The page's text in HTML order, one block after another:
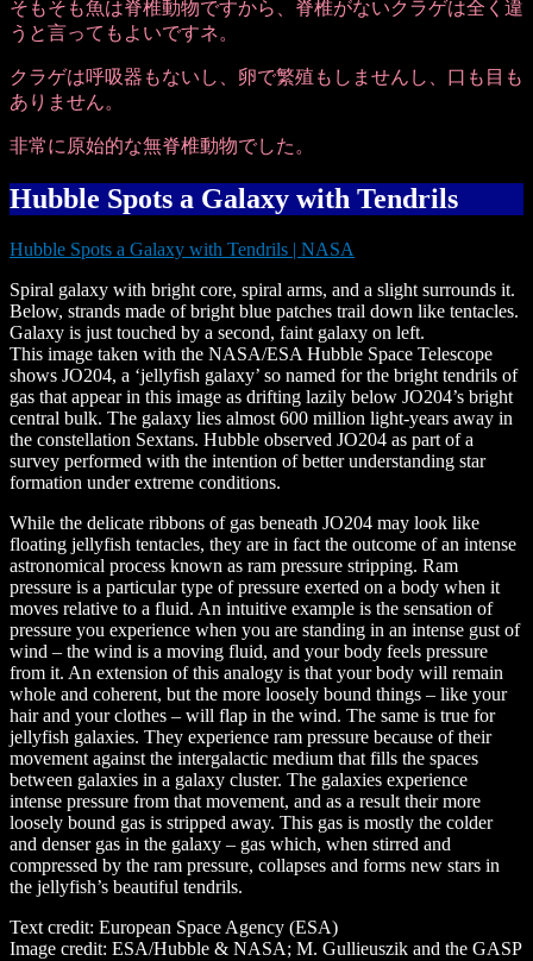
そもそも魚は脊椎動物ですから、脊椎がないクラゲは全く違
うと言ってもよいですネ。
クラゲは呼吸器もないし、卵で繁殖もしませんし、口も目も
ありません。
非常に原始的な無脊椎動物でした。
Hubble Spots a Galaxy with Tendrils
Hubble Spots a Galaxy with Tendrils | NASA
Spiral galaxy with bright core, spiral arms, and a slight surrounds it.
Below, strands made of bright blue patches trail down like tentacles.
Galaxy is just touched by a second, faint galaxy on left.
This image taken with the NASA/ESA Hubble Space Telescope
shows JO204, a ‘jellyfish galaxy’ so named for the bright tendrils of
gas that appear in this image as drifting lazily below JO204’s bright
central bulk. The galaxy lies almost 600 million light-years away in
the constellation Sextans. Hubble observed JO204 as part of a
survey performed with the intention of better understanding star
formation under extreme conditions.
While the delicate ribbons of gas beneath JO204 may look like
floating jellyfish tentacles, they are in fact the outcome of an intense
astronomical process known as ram pressure stripping. Ram
pressure is a particular type of pressure exerted on a body when it
moves relative to a fluid. An intuitive example is the sensation of
pressure you experience when you are standing in an intense gust of
wind – the wind is a moving fluid, and your body feels pressure
from it. An extension of this analogy is that your body will remain
whole and coherent, but the more loosely bound things – like your
hair and your clothes – will flap in the wind. The same is true for
jellyfish galaxies. They experience ram pressure because of their
movement against the intergalactic medium that fills the spaces
between galaxies in a galaxy cluster. The galaxies experience
intense pressure from that movement, and as a result their more
loosely bound gas is stripped away. This gas is mostly the colder
and denser gas in the galaxy – gas which, when stirred and
compressed by the ram pressure, collapses and forms new stars in
the jellyfish’s beautiful tendrils.
Text credit: European Space Agency (ESA)
Image credit: ESA/Hubble & NASA; M. Gullieuszik and the GASP